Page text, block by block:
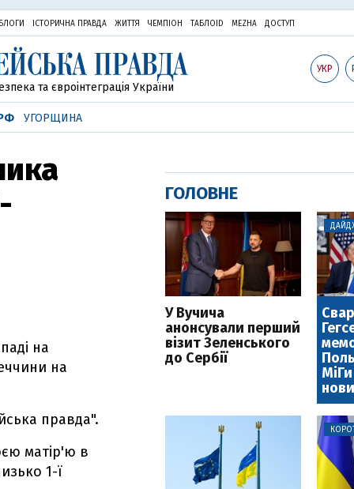
БЛОГИ ІСТОРИЧНА ПРАВДА ЖИТТЯ ЧЕМПІОН ТАБЛОID MEZHA ДОСТУП
УКР
та євроінтеграція України
УГОРЩИНА
на
на
правда".
матір'ю в
1-ї
ГОЛОВНЕ
У Вучича
анонсували перший
візит Зеленського
до Сербії